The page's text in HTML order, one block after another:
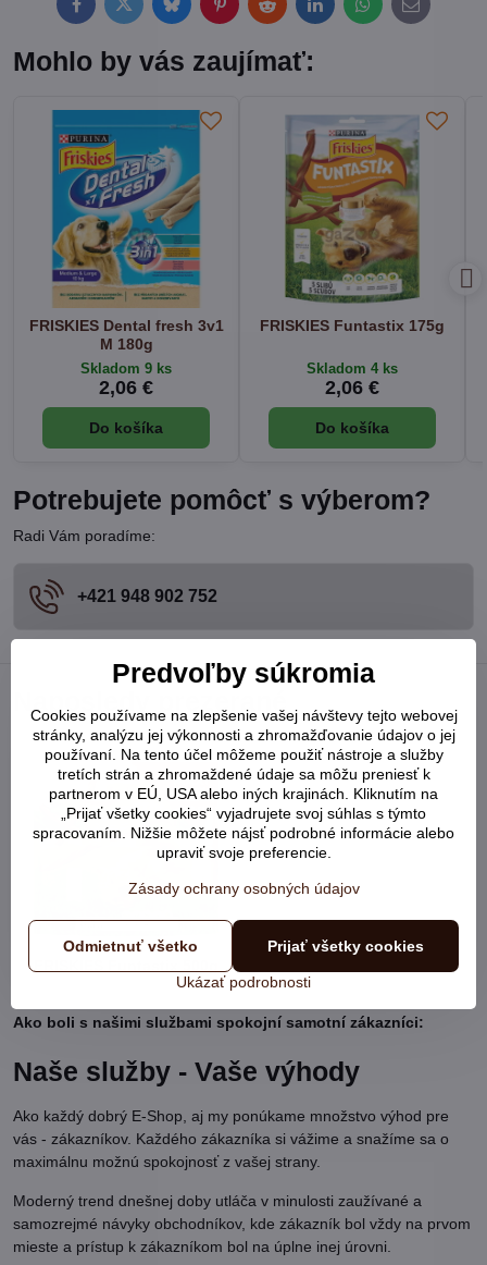
FacebookTwitterBlueskyPinterestRedditLinkedInWhatsApp
E-
mail
Mohlo by vás zaujímať:
FRISKIES Dental fresh 3v1
M 180g
Skladom 9 ks
2,06 €
Do košíka
FRISKIES Funtastix 175g
Skladom 4 ks
2,06 €
Do košíka
Potrebujete pomôcť s výberom?
Radi Vám poradíme:
+421 948 902 752
Ako boli s našimi službami spokojní samotní zákazníci:
Naše služby - Vaše výhody
Ako každý dobrý E-Shop, aj my ponúkame množstvo výhod pre
vás - zákazníkov. Každého zákazníka si vážime a snažíme sa o
maximálnu možnú spokojnosť z vašej strany.
Moderný trend dnešnej doby utláča v minulosti zaužívané a
samozrejmé návyky obchodníkov, kde zákazník bol vždy na prvom
mieste a prístup k zákazníkom bol na úplne inej úrovni.
Predvoľby súkromia
Cookies používame na zlepšenie vašej návštevy tejto webovej
stránky, analýzu jej výkonnosti a zhromažďovanie údajov o jej
používaní. Na tento účel môžeme použiť nástroje a služby
tretích strán a zhromaždené údaje sa môžu preniesť k
partnerom v EÚ, USA alebo iných krajinách. Kliknutím na
„Prijať všetky cookies“ vyjadrujete svoj súhlas s týmto
spracovaním. Nižšie môžete nájsť podrobné informácie alebo
upraviť svoje preferencie.
Zásady ochrany osobných údajov
Ukázať podrobnosti
Prijať všetky cookies
Odmietnuť všetko